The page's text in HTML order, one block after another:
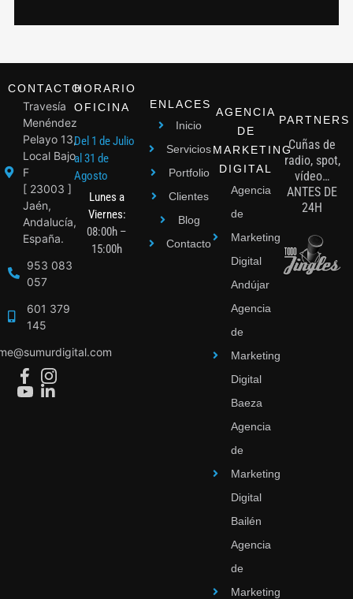
CONTACTO
Travesía
Menéndez
Pelayo 13,
Local Bajo
F
[ 23003 ]
Jaén,
Andalucía,
España.
953 083
057
601 379
145
HORARIO
OFICINA
Del 1 de Julio
al 31 de
Agosto
Lunes a
Viernes:
08:00h –
15:00h
ENLACES
Inicio
Servicios
Portfolio
Clientes
Blog
Contacto
AGENCIA
DE
MARKETING
DIGITAL
Agencia
de
Marketing
Digital
Andújar
Agencia
de
Marketing
Digital
Baeza
Agencia
de
Marketing
Digital
Bailén
Agencia
de
Marketing
PARTNERS
Cuñas de
radio, spot,
vídeo…
ANTES DE
24H